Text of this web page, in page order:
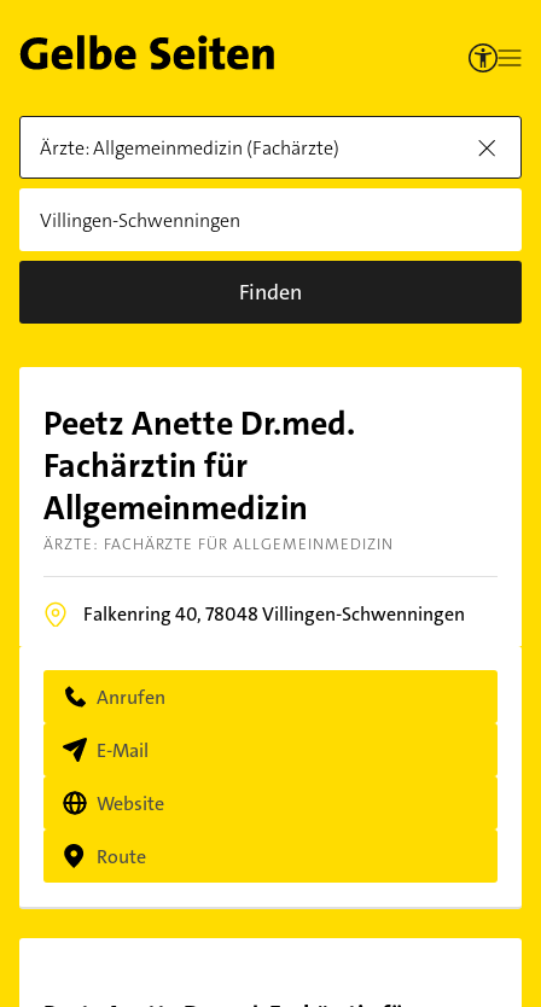
Finden
Peetz Anette Dr.med.
Fachärztin für
Allgemeinmedizin
ÄRZTE: FACHÄRZTE FÜR ALLGEMEINMEDIZIN
Falkenring 40,78048Villingen-Schwenningen
Anrufen
E-Mail
Website
Route